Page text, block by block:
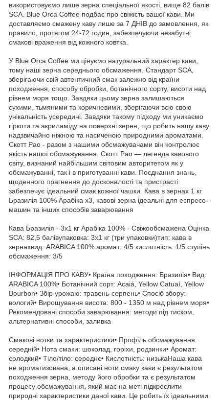
використовуємо лише зерна спеціальної якості, вище 82 балів
SCA. Blue Orca Coffee подбає про свіжість вашої кави. Ми
доставляємо смажену каву лише за 7 ДНІВ до замовлення, як
правило, протягом 24-72 годин, забезпечуючи незабутні
смакові враження від кожного ковтка.
У Blue Orca Coffee ми цінуємо натуральний характер кави,
тому наші зерна середнього обсмаження. Стандарт SCA,
зберігаючи свій автентичний смак залежно від країни
походження, способу обробки, ботанічного сорту, висоти над
рівнем моря тощо. Завдяки цьому зерна залишаються
сухими, тьмяними та коричневими, зберігаючи всю свою
унікальність усередині. Завдяки такому підходу ми уникаємо
гіркоти та акриламіду на поверхні зерен, що робить нашу каву
надзвичайно ніжною та насиченою природними ароматами.
Скотт Рао - разом з нашими обсмажувачами він контролює
якість нашої обсмажування. Скотт Рао — легенда кавового
світу, визнаний найбільшим світовим авторитетом як у
обсмажуванні, так і в приготуванні кави. Поєднання знань,
щоденного прагнення до досконалості та пристрасті
забезпечує ідеальний смак кожної чашки. Кава в зернах 1 кг
Бразилія 100% Арабіка x3, кавові зерна ідеальні для еспресо-
машин та інших способів заварювання
Кава Бразилія - 3x1 кг Арабіка 100% - Свіжообсмажена Оцінка
SCA: 82,5 балівупаковка: 3x1 кг (три упаковки)тип: кава в
зернахвид: ARABICA 100% аромат: 4/5 кислотність: 1/5 ступінь
обсмаження: 3/5
ІНФОРМАЦІЯ ПРО КАВУ• Країна походження: Бразилія• Вид:
ARABICA 100%• Ботанічний сорт: Acaiá, Yellow Catuaí, Yellow
Bourbon• Збір урожаю: травень-серпень• Спосіб збору:
вологий• Вирощування висота: 800 - 1350 м над рівнем моря•
Рекомендовані способи заварювання: методи під тиском,
альтернативні способи, заливка
Смакові нотки та характеристики• Профіль обсмажування:
середній• Нота смаки: шоколад, горіхи, родзинки• Аромат:
солодкий• Тіло/тіло: середнє• Кислотність: низькаНаша кава
не ароматизована, а описані ноти смаку кави є результатом
походження зерна, методу його обробки та є результатом
процесу обсмажування, який має на меті підкреслити
природні характеристики даної кави. Це робить їх ідеальними